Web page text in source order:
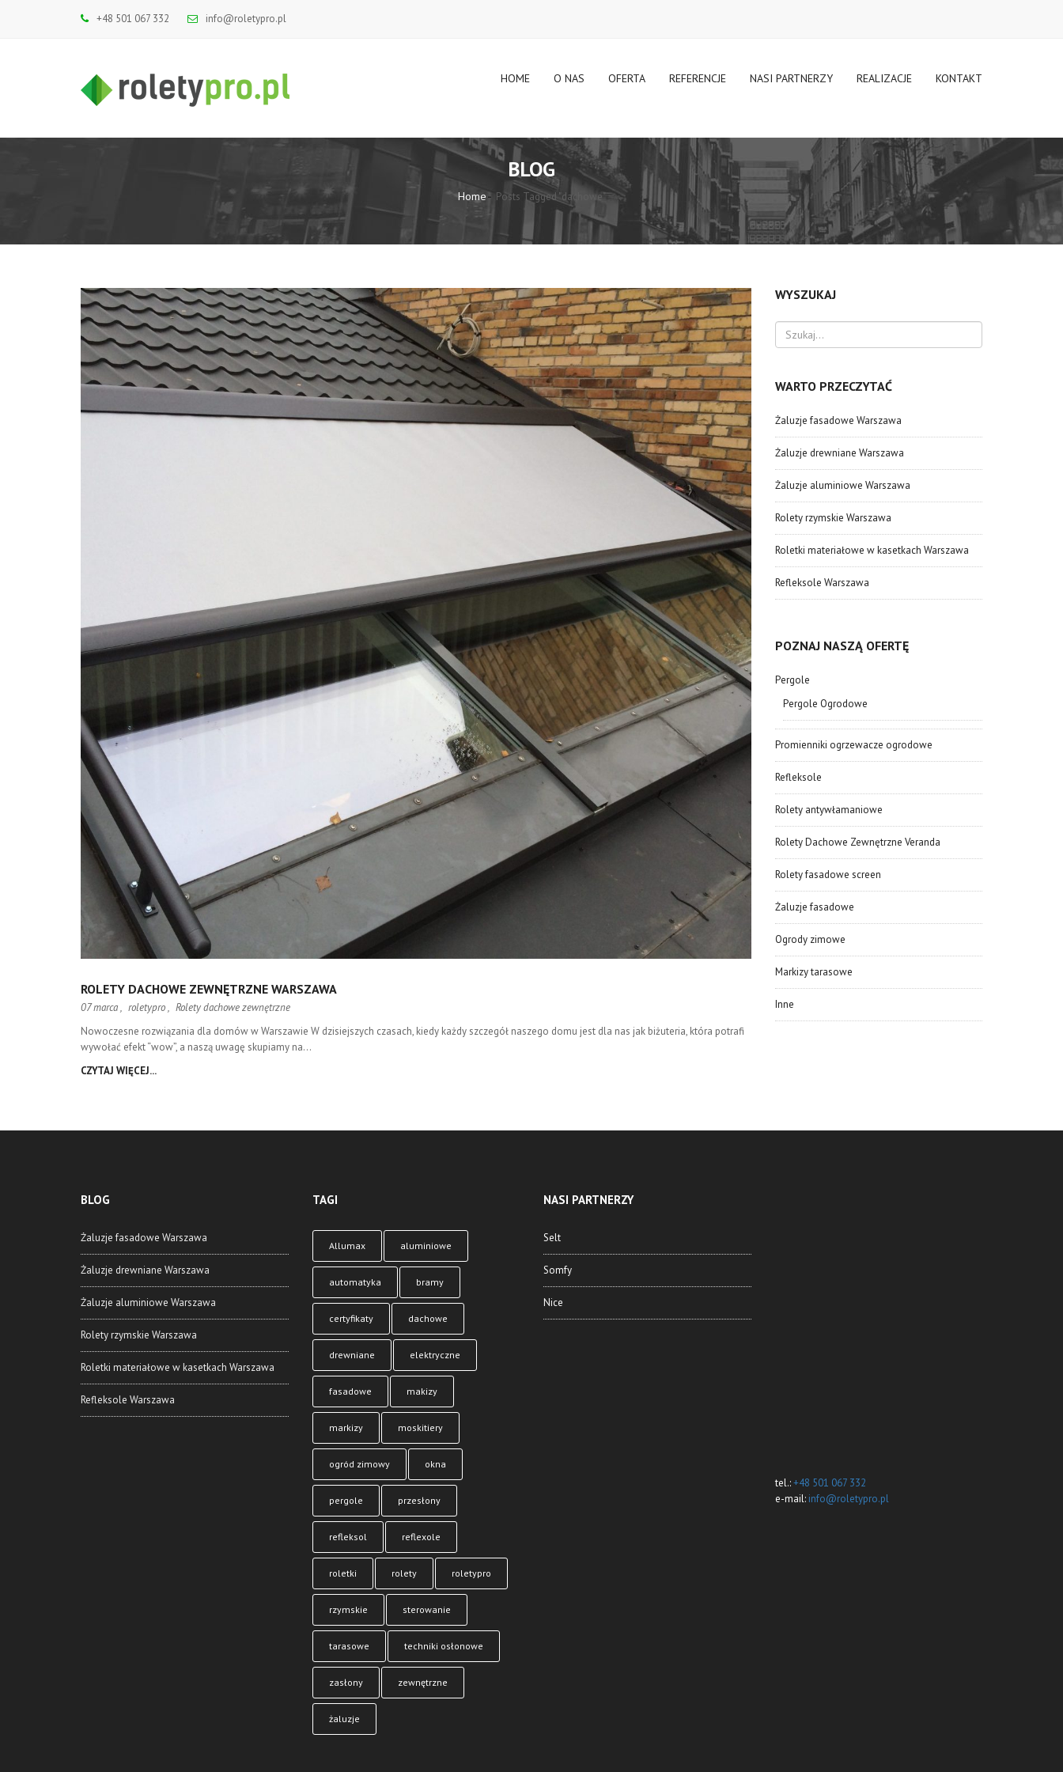
+48 501 067 332 info@roletypro.pl
HOME O NAS OFERTA REFERENCJE NASI PARTNERZY REALIZACJE KONTAKT
BLOG
Home Posts Tagged "dachowe"
ROLETY DACHOWE ZEWNĘTRZNE WARSZAWA
07 marca , roletypro, Rolety dachowe zewnętrzne
Nowoczesne rozwiązania dla domów w Warszawie W dzisiejszych czasach, kiedy każdy szczegół naszego domu jest dla nas jak biżuteria, która potrafi
wywołać efekt “wow”, a naszą uwagę skupiamy na...
CZYTAJ WIĘCEJ...
WYSZUKAJ
WARTO PRZECZYTAĆ
Żaluzje fasadowe Warszawa
Żaluzje drewniane Warszawa
Żaluzje aluminiowe Warszawa
Rolety rzymskie Warszawa
Roletki materiałowe w kasetkach Warszawa
Refleksole Warszawa
POZNAJ NASZĄ OFERTĘ
Pergole
Pergole Ogrodowe
Promienniki ogrzewacze ogrodowe
Refleksole
Rolety antywłamaniowe
Rolety Dachowe Zewnętrzne Veranda
Rolety fasadowe screen
Żaluzje fasadowe
Ogrody zimowe
Markizy tarasowe
Inne
BLOG
Żaluzje fasadowe Warszawa
Żaluzje drewniane Warszawa
Żaluzje aluminiowe Warszawa
Rolety rzymskie Warszawa
Roletki materiałowe w kasetkach Warszawa
Refleksole Warszawa
TAGI
Allumax aluminiowe
automatyka bramy
certyfikaty dachowe
drewniane elektryczne
fasadowe makizy
markizy moskitiery
ogród zimowy okna
pergole przesłony
refleksol reflexole
roletki rolety roletypro
rzymskie sterowanie
tarasowe techniki osłonowe
zasłony zewnętrzne
żaluzje
NASI PARTNERZY
Selt
Somfy
Nice
tel.:+48 501 067 332
e-mail: info@roletypro.pl